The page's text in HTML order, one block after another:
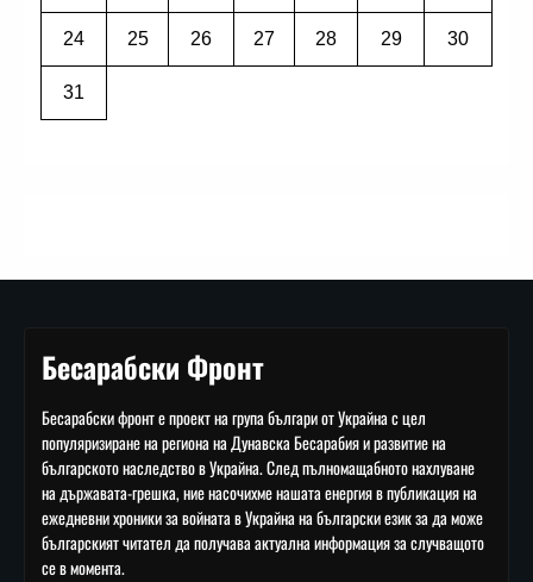
24 25 26 27 28 29 30
31
Бесарабски Фронт
Бесарабски фронт е проект на група българи от Украйна с цел
популяризиране на региона на Дунавска Бесарабия и развитие на
българското наследство в Украйна. След пълномащабното нахлуване
на държавата-грешка, ние насочихме нашата енергия в публикация на
ежедневни хроники за войната в Украйна на български език за да може
българският читател да получава актуална информация за случващото
се в момента.